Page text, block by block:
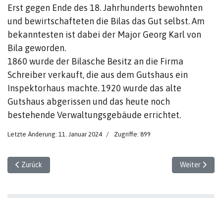
Erst gegen Ende des 18. Jahrhunderts bewohnten
und bewirtschafteten die Bilas das Gut selbst. Am
bekanntesten ist dabei der Major Georg Karl von
Bila geworden.
1860 wurde der Bilasche Besitz an die Firma
Schreiber verkauft, die aus dem Gutshaus ein
Inspektorhaus machte. 1920 wurde das alte
Gutshaus abgerissen und das heute noch
bestehende Verwaltungsgebäude errichtet.
Letzte Änderung: 11. Januar 2024 Zugriffe: 899
Vorheriger Beitrag: Der überflutete Gutshof
Zurück Nächster
Weiter